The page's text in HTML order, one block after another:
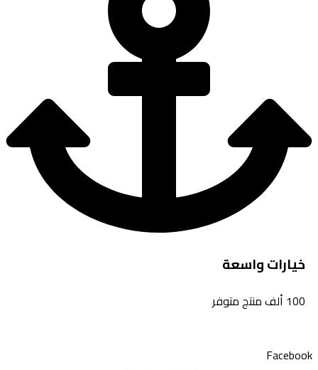
خيارات واسعة
100 ألف منتج متوفر
Facebook